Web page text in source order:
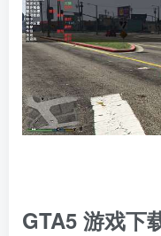
GTA5 游戏下